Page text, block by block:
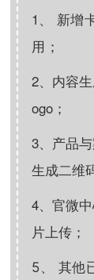
1、
新增
用；
2、内容
ogo；
3、产品
生成二维
4、官微
片上传；
5、 其他